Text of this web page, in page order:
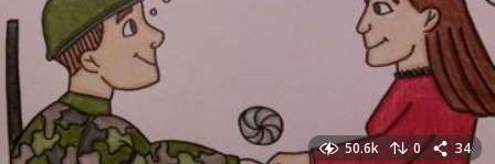
50.6k 0 34